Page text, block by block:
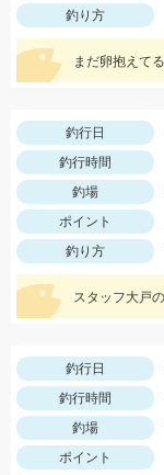
釣り方
釣行日
釣行時間
釣場
ポイント
釣り方
釣行日
釣行時間
釣場
ポイント